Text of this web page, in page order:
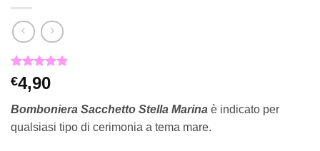
Valutato
su 5 su
1
recensioni
€4,90
Bomboniera Sacchetto Stella Marina è indicato per
qualsiasi tipo di cerimonia a tema mare.